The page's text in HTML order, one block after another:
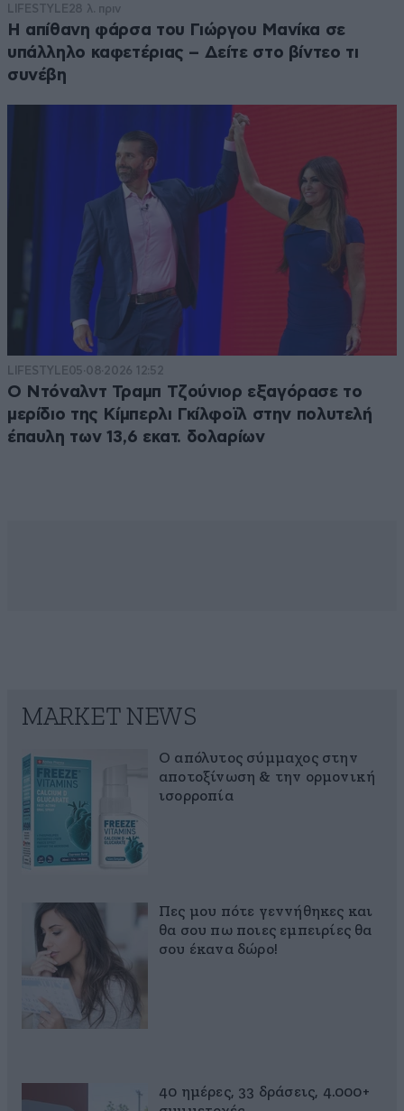
LIFESTYLE 28 λ. πριν
Η απίθανη φάρσα του Γιώργου Μανίκα σε
υπάλληλο καφετέριας – Δείτε στο βίντεο τι
συνέβη
LIFESTYLE05·08·2026 12:52
Ο Ντόναλντ Τραμπ Τζούνιορ εξαγόρασε το
μερίδιο της Κίμπερλι Γκίλφοϊλ στην πολυτελή
έπαυλη των 13,6 εκατ. δολαρίων
MARKET NEWS
Ο απόλυτος σύμμαχος στην
αποτοξίνωση & την ορμονική
ισορροπία
Πες μου πότε γεννήθηκες και
θα σου πω ποιες εμπειρίες θα
σου έκανα δώρο!
40 ημέρες, 33 δράσεις, 4.000+